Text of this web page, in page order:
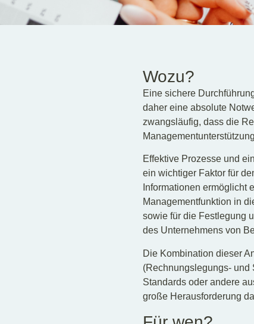
Wozu?
Eine sichere
daher eine absolute
zwangsläufig, dass die
Effektive Prozesse und
ein wichtiger Faktor für
Informationen ermöglicht
Managementfunktion in
sowie für die Festlegung
des Unternehmens von
Die Kombination dieser
(Rechnungslegungs- und
Standards oder andere
große Herausforderung